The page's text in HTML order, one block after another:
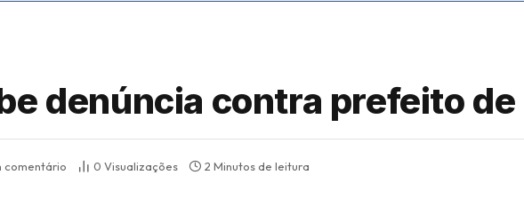
denúncia contra prefeito de
comentário 0 Visualizações 2 Minutos de leitura